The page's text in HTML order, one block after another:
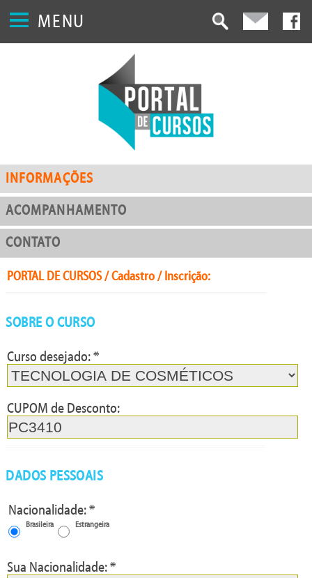
MENU
INFORMAÇÕES
ACOMPANHAMENTO
CONTATO
PORTAL DE CURSOS / Cadastro / Inscrição:
SOBRE O CURSO
Curso desejado: *
CUPOM de Desconto:
DADOS PESSOAIS
Nacionalidade: *
Brasileira Estrangeira
Sua Nacionalidade: *